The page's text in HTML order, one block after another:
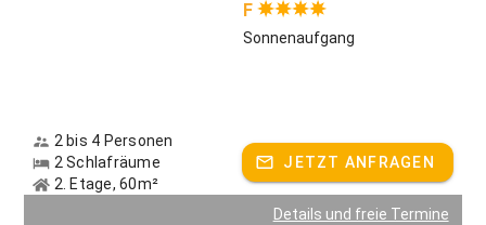
F
Sonnenaufgang
2 bis 4 Personen
2 Schlafräume
2. Etage, 60m²
JETZT ANFRAGEN
Details und freie Termine